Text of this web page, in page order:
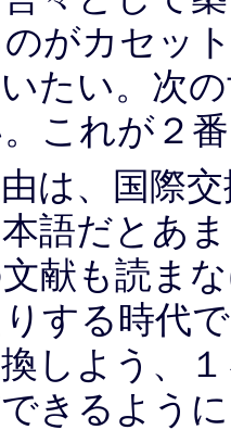
がカセッ
たい。次
これが２
は、国際
語だとあ
献も読ま
する時代
しよう、
きるよう